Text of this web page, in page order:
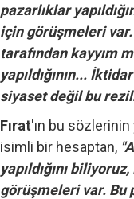
pazarlıklar
için görüşmeleri
tarafından kayyım
yapıldığının...
siyaset değil bu
Fırat'ın bu sözlerinin
isimli bir hesaptan,
yapıldığını
görüşmeleri var. Bu